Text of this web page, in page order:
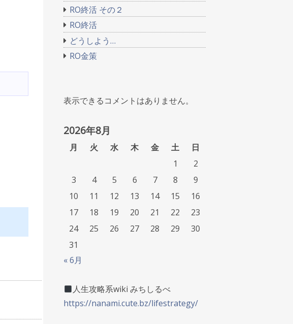
RO終活 その２
RO終活
どうしよう…
RO金策
表示できるコメントはありません。
2026年8月
月 火 水 木 金 土
日
1
2
3
4 5 6 7 8
9
10
11 12 13 14 15
16
17
18 19 20 21 22
23
24
25 26 27 28 29
30
31
« 6月
人生攻略系wiki みちしるべ
https://nanami.cute.bz/lifestrategy/